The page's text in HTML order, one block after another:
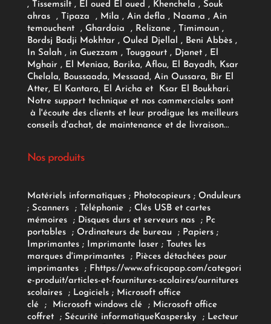
, Tissemsilt , El oued El oued , Khenchela , Souk
ahras , Tipaza , Mila , Ain defla , Naama , Ain
temouchent , Ghardaia , Relizane , Timimoun ,
Bordsj Badji Mokhtar , Ouled Djellal , Beni Abbès ,
In Salah , in Guezzam , Touggourt , Djanet , El
Mghair , El Meniaa, Barika, Aflou, El Bayadh, Ksar
Chelala, Boussaada, Messaad, Ain Oussara, Bir El
Atter, El Kantara, El Aricha et Ksar El Boukhari.
Notre support technique et nos commerciales sont
à l'écoute des clients et leur prodigue les meilleurs
conseils d'achat, de maintenance et de livraison...
Nos produits
Matériels informatiques; Photocopieurs; Onduleurs
; Scanners ; Téléphonie ; Clés USB et cartes
mémoires
; Disques durs et serveurs nas ; Pc
portables
; Ordinateurs de bureau ; Papiers;
Imprimantes;Imprimante laser; Toutes les
marques d'imprimantes
; Pièces détachées pour
imprimantes
; Fhttps://www.africapap.com/categori
e-produit/articles-et-fournitures-scolaires/ournitures
scolaires; Logiciels ; Microsoft office
clé
; Microsoft windows clé; Microsoft office
coffret ; Sécurité informatiqueKaspersky ; Lecteur